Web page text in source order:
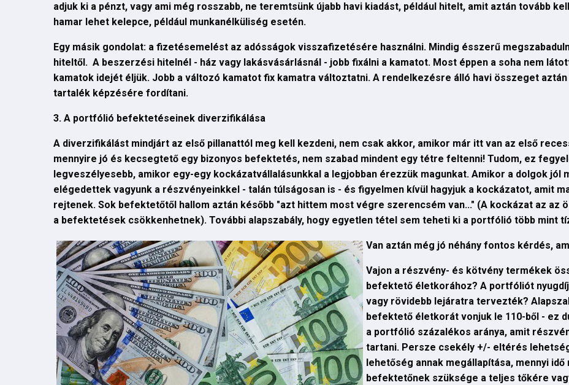
adjuk ki a pénzt, vagy ami még rosszabb, ne teremtsünk újabb havi kiadást, például hitelt, amit aztán tovább
hamar lehet kelepce, például munkanélküliség esetén.
Egy másik gondolat: a fizetésemelést az adósságok visszafizetésére használni. Mindig ésszerű
hiteltől. A beszerzési hitelnél - ház vagy lakásvásárlásnál - jobb fixálni a kamatot. Most éppen a soha nem
kamatok idejét éljük. Jobb a változó kamatot fix kamatra változtatni. A rendelkezésre álló havi összeget aztán
tartalék képzésére fordítani.
3. A portfólió befektetéseinek diverzifikálása
A diverzifikálást mindjárt az első pillanattól meg kell kezdeni, nem csak akkor, amikor már itt van az első
mennyire jó és kecsegtető egy bizonyos befektetés, nem szabad mindent egy tétre feltenni! Tudom, ez
legveszélyesebb, amikor egy-egy kockázatvállalásunkkal a legjobban érezzük magunkat. Amikor a dolgok jól
elégedettek vagyunk a részvényeinkkel - talán túlságosan is - és figyelmen kívül hagyjuk a kockázatot, amit
rejtenek. Sok befektetőtől hallom aztán később "azt hittem most végre szerencsém van..." (A kockázat az az
a befektetések csökkenhetnek). További alapszabály, hogy egyetlen tétel sem teheti ki a portfólió több mint
Van aztán még jó néhány fontos kérdés,
Vajon a részvény- és kötvény termékek
befektető életkorához? A portfóliót
vagy rövidebb lejáratra tervezték?
befektető életkorát vonjuk le 110-ből - ez
a portfólió százalékos aránya, amit
tartani. Persze csekély +/- eltérés
lehetőség annak megállapítása, mennyi idő
befektetőnek szüksége a teljes tőkére